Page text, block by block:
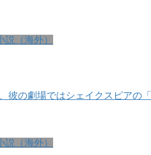
（海外）
の劇場ではシェイクスピア
（海外）